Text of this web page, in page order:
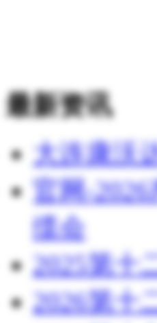
最新资讯
大连康沃
官网-
缆会
2025第十
2026第十